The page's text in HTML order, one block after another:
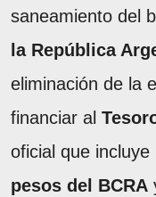
saneamiento del
la República
eliminación de la
financiar al
oficial que incluye
pesos del BCRA